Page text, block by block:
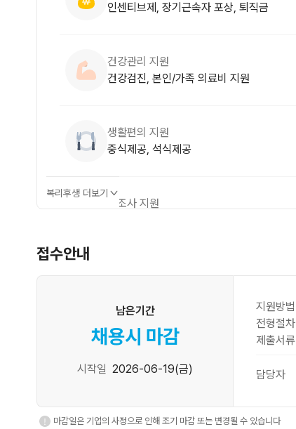
인센티브제, 장기근속자 포상, 퇴직금
건강관리 지원
건강검진, 본인/가족 의료비 지원
생활편의 지원
중식제공, 석식제공
경조사 지원
복리후생 더보기
접수안내
남은기간
채용시 마감
시작일 2026-06-19(금)
지원방법
전형절차
제출서류
담당자
마감일은 기업의 사정으로 인해 조기 마감 또는 변경될 수 있습니다